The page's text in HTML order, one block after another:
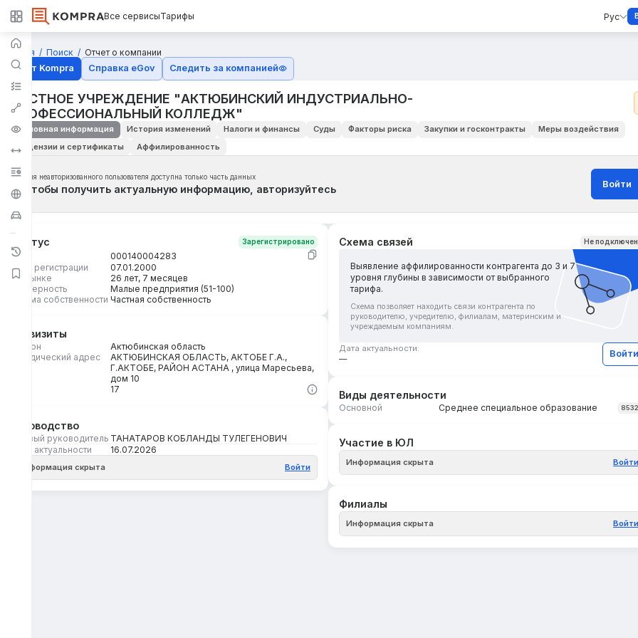
Все сервисыТарифы Рус
Главная Поиск
Отчет о компании
Отчёт Kompra
Справка eGov Следить за компанией
ЧАСТНОЕ УЧРЕЖДЕНИЕ "АКТЮБИНСКИЙ ИНДУСТРИАЛЬНО-
ПРОФЕССИОНАЛЬНЫЙ КОЛЛЕДЖ"
Основная информация История изменений Налоги и финансы Суды Факторы риска Закупки и госконтракты
Меры воздействия
Лицензии и сертификаты
Аффилированность
Для неавторизованного пользователя доступна только часть данных
Чтобы получить актуальную информацию, авторизуйтесь Войти
Статус Зарегистрировано
БИН
000140004283
Дата регистрации
07.01.2000
На рынке
26 лет, 7 месяцев
Размерность
Малые предприятия (51-100)
Форма собственности Частная собственность
Реквизиты
Регион
Актюбинская область
Юридический адрес
АКТЮБИНСКАЯ ОБЛАСТЬ, АКТОБЕ Г.А.,
Г.АКТОБЕ, РАЙОН АСТАНА , улица Маресьева,
дом 10
17
Руководство
Первый руководитель ТАНАТАРОВ КОБЛАНДЫ ТУЛЕГЕНОВИЧ
Дата актуальности
16.07.2026
Информация скрыта Войти
Схема связей Не
Выявление аффилированности контрагента до 3 и 7
уровня глубины в зависимости от выбранного
тарифа.
Схема позволяет находить связи контрагента по
руководителю, учредителю, филиалам, материнским и
учреждаемым компаниям.
Дата актуальности:
—
Войти
Виды деятельности
Основной Среднее специальное образование
Участие в ЮЛ
Информация скрыта Войти
Филиалы
Информация скрыта Войти